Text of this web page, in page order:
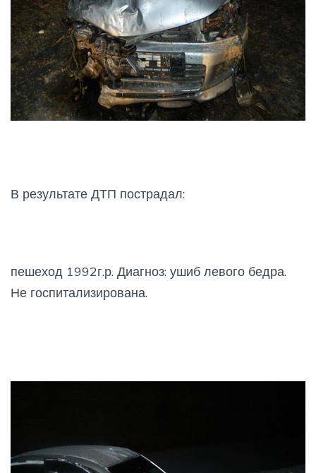
В результате ДТП пострадал:
пешеход 1992г.р. Диагноз: ушиб левого бедра.
Не госпитализирована.